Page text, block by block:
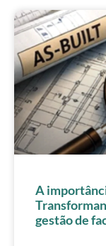
A
gestão de